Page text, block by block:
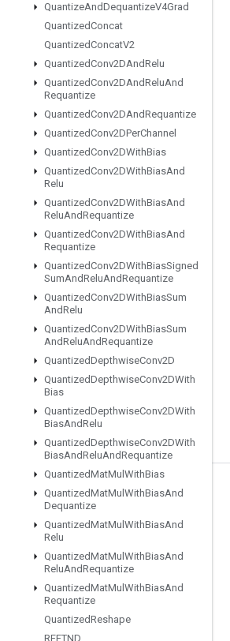
QuantizeAndDequantizeV4Grad
QuantizedConcat
QuantizedConcatV2
QuantizedConv2DAndRelu
QuantizedConv2DAndReluAnd
Requantize
QuantizedConv2DAndRequantize
QuantizedConv2DPerChannel
QuantizedConv2DWithBias
QuantizedConv2DWithBiasAnd
Relu
QuantizedConv2DWithBiasAnd
ReluAndRequantize
QuantizedConv2DWithBiasAnd
Requantize
QuantizedConv2DWithBiasSigned
SumAndReluAndRequantize
QuantizedConv2DWithBiasSum
AndRelu
QuantizedConv2DWithBiasSum
AndReluAndRequantize
QuantizedDepthwiseConv2D
QuantizedDepthwiseConv2DWith
Bias
QuantizedDepthwiseConv2DWith
BiasAndRelu
QuantizedDepthwiseConv2DWith
BiasAndReluAndRequantize
QuantizedMatMul WithBias
QuantizedMatMul WithBiasAnd
Dequantize
QuantizedMatMul WithBiasAnd
Relu
QuantizedMatMul WithBiasAnd
ReluAndRequantize
QuantizedMatMul WithBiasAnd
Requantize
QuantizedReshape
RFFTND
Rester connecté
Blog
Forum
GitHub
Twitter
YouTube